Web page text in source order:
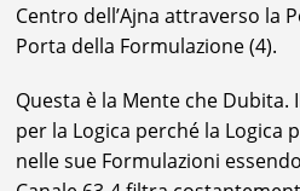
Centro dell’Ajna attraverso la
Porta della Formulazione (4).
Questa è la Mente che Dubita.
per la Logica perché la Logica
nelle sue Formulazioni